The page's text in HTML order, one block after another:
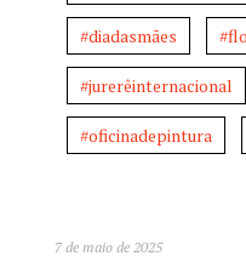
#diadasmães
#jurerêinternacional
#oficinadepintura
7 de maio de 2025